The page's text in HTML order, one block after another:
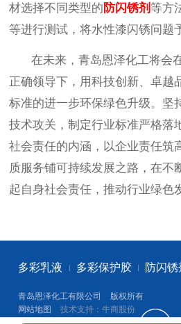
材选择不同类型的 防闪锈剂等方
等进行测试，将水性漆闪锈问题
在未来，青岛恩泽化工将会
正确领导下，用科技创新、卓越
标准的进一步环保绿色升级。坚
技术攻关，制定行业标准严格落
社会责任的内涵，以企业责任筑
质服务铺可持续发展之路，在不
起自身社会责任，推动行业绿色
多彩乳液 多彩保护胶 防闪锈
青岛恩泽化工有限公司
版权所有
网站地图
技术支持：牛商股份